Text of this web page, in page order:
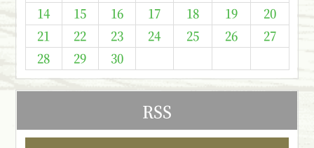
14
15 16 17 18 19
20
21
22 23 24 25 26
27
28
29 30
RSS